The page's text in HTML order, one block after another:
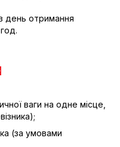
день отримання
ваги на одне місце,
(за умовами